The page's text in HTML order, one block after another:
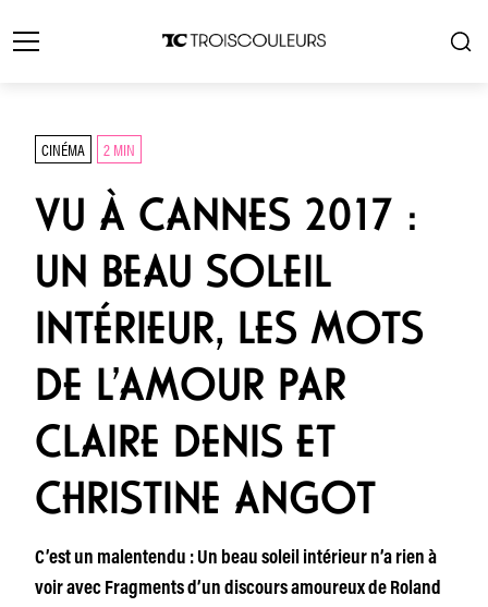
CINÉMA 2 MIN
VU À CANNES 2017 :
UN BEAU SOLEIL
INTÉRIEUR, LES MOTS
DE L’AMOUR PAR
CLAIRE DENIS ET
CHRISTINE ANGOT
C’est un malentendu : Un beau soleil intérieur n’a rien à
voir avec Fragments d’un discours amoureux de Roland